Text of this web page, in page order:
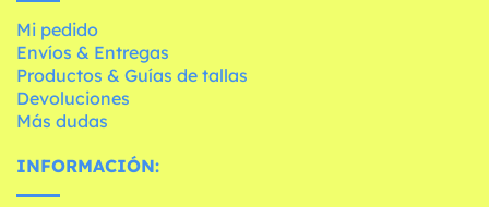
Mi pedido
Envíos & Entregas
Productos & Guías de tallas
Devoluciones
Más dudas
INFORMACIÓN: